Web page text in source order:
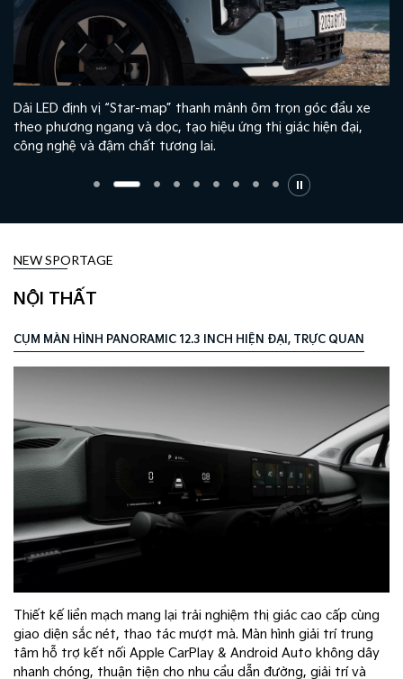
Dải LED định vị “Star-map” thanh mảnh ôm trọn góc đầu xe
theo phương ngang và dọc, tạo hiệu ứng thị giác hiện đại,
công nghệ và đậm chất tương lai.
NEW SPORTAGE
NỘI THẤT
CỤM MÀN HÌNH PANORAMIC 12.3 INCH HIỆN ĐẠI, TRỰC QUAN
Thiết kế liền mạch mang lại trải nghiệm thị giác cao cấp cùng
giao diện sắc nét, thao tác mượt mà. Màn hình giải trí trung
tâm hỗ trợ kết nối Apple CarPlay & Android Auto không dây
nhanh chóng, thuận tiện cho nhu cầu dẫn đường, giải trí và